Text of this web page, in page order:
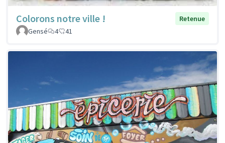
Colorons notre ville !
Retenue
Gensé
4 41